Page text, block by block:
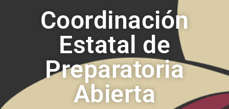
Coordinación
Estatal de
Preparatoria
Abierta